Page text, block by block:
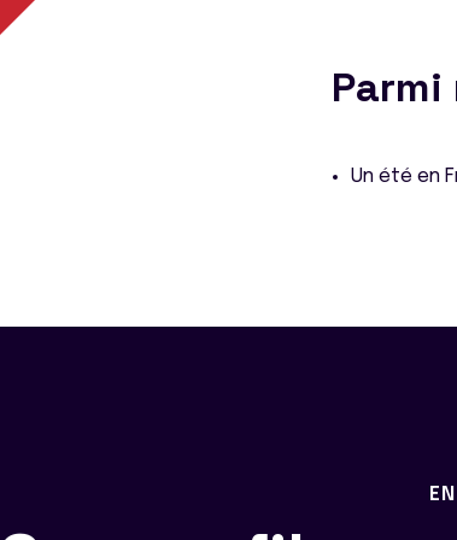
Un été en